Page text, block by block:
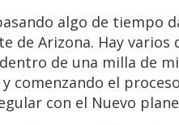
algo de tiempo
de Arizona. Hay
de una milla de
comenzando el
con el Nuevo